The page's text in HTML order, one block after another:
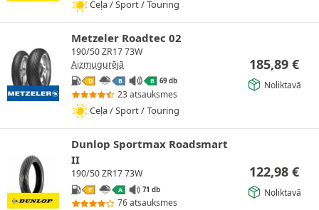
Ceļa / Sport / Touring
Metzeler Roadtec 02
190/50 ZR17 73W
Aizmugurējā
D B B 69 db
23 atsauksmes
Ceļa / Sport / Touring
185,89 €
Noliktavā
Dunlop Sportmax Roadsmart
II
190/50 ZR17 73W
E A 71 db
76 atsauksmes
122,98 €
Noliktavā